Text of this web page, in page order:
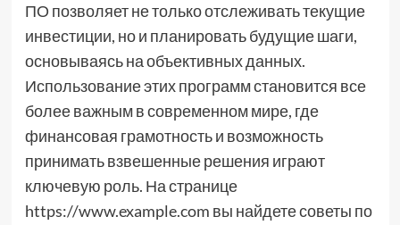
ПО позволяет не только отслеживать текущие
инвестиции, но и планировать будущие шаги,
основываясь на объективных данных.
Использование этих программ становится все
более важным в современном мире, где
финансовая грамотность и возможность
принимать взвешенные решения играют
ключевую роль. На странице
https://www.example.com вы найдете советы по